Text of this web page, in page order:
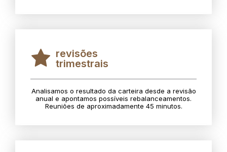
revisões
trimestrais
Analisamos o resultado da carteira desde a revisão
anual e apontamos possíveis rebalanceamentos.
Reuniões de aproximadamente 45 minutos.